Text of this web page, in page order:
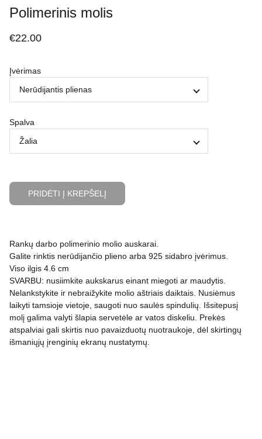
Polimerinis molis
€22.00
Įvėrimas
Spalva
PRIDĖTI Į KREPŠELĮ
Rankų darbo polimerinio molio auskarai.
Galite rinktis nerūdijančio plieno arba 925 sidabro įvėrimus.
Viso ilgis 4.6 cm
SVARBU: nusiimkite aukskarus einant miegoti ar maudytis.
Nelankstykite ir nebraižykite molio aštriais daiktais. Nusiėmus
laikyti tamsioje vietoje, saugoti nuo saulės spindulių. Išsitepusį
molį galima valyti šlapia servetėle ar vatos diskeliu. Prekės
atspalviai gali skirtis nuo pavaizduotų nuotraukoje, dėl skirtingų
išmaniųjų įrenginių ekranų nustatymų.